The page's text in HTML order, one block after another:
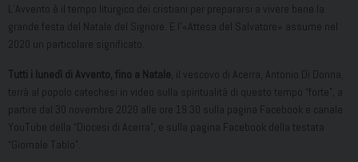
L’Avvento è il tempo liturgico dei cristiani per prepararsi a vivere bene la
grande festa del Natale del Signore. E l’«Attesa del Salvatore» assume nel
2020 un particolare significato.
Tutti i lunedì di Avvento, fino a Natale, il vescovo di Acerra, Antonio Di Donna,
terrà al popolo catechesi in video sulla spiritualità di questo tempo “forte”, a
partire dal 30 novembre 2020 alle ore 19.30 sulla pagina Facebook e canale
YouTube della “Diocesi di Acerra”, e sulla pagina Facebook della testata
“Giornale Tablo”.